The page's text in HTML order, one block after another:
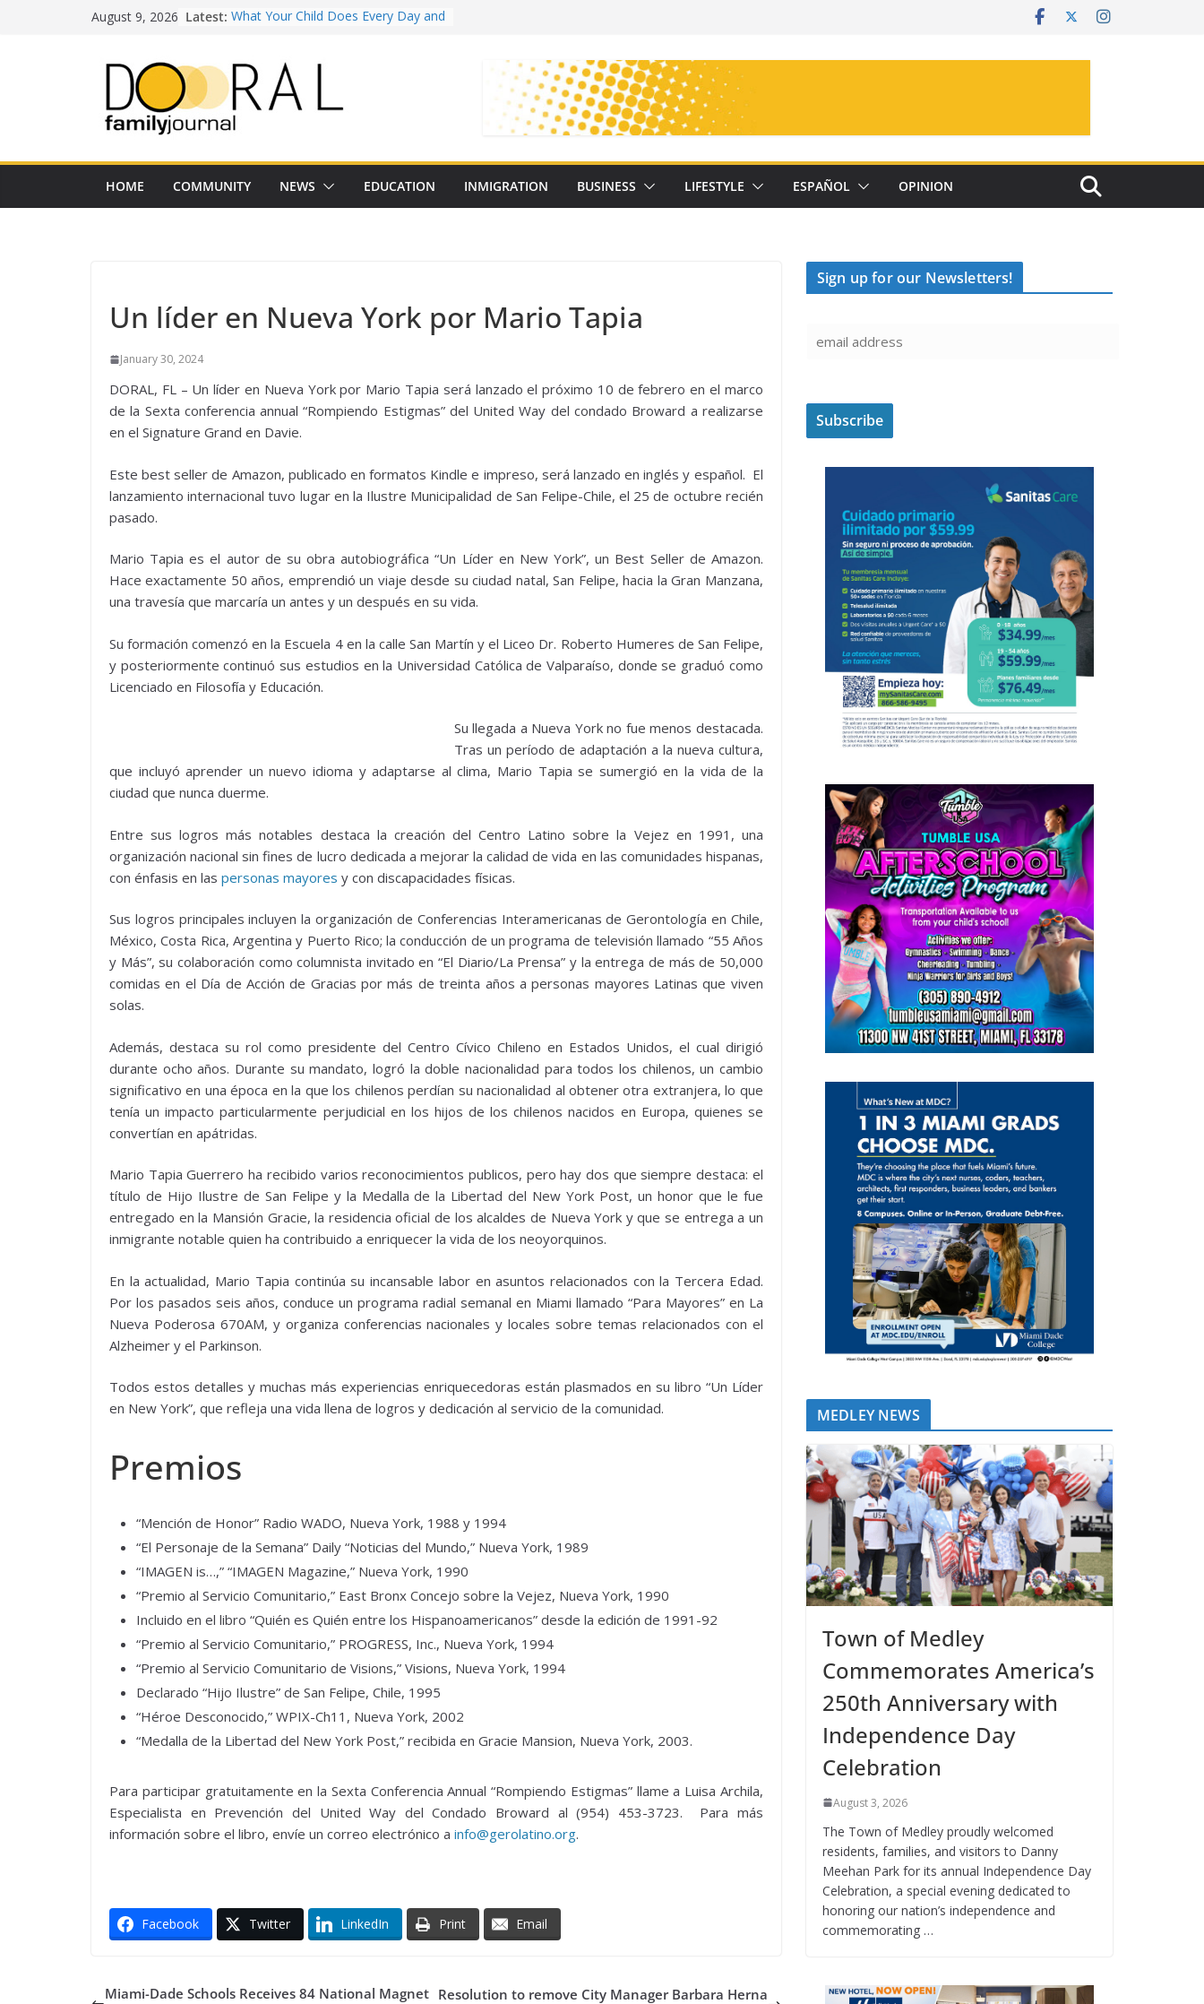
August 9, 2026 Latest: What Your Child Does Every Day and
America’s 250th Anniversary with
Independence Day Celebration
Healthy Swaps for Summer
Families Need to Know
Our Lady of Guadalupe Shrine: 25
Years of Faith and Community
HOME COMMUNITY NEWS EDUCATION INMIGRATION BUSINESS LIFESTYLE ESPAÑOL OPINION
Un líder en Nueva York por Mario Tapia
January 30, 2024
DORAL, FL – Un líder en Nueva York por Mario Tapia será lanzado el próximo 10 de febrero en el marco
de la Sexta conferencia annual “Rompiendo Estigmas” del United Way del condado Broward a realizarse
en el Signature Grand en Davie.
Este best seller de Amazon, publicado en formatos Kindle e impreso, será lanzado en inglés y español. El
lanzamiento internacional tuvo lugar en la Ilustre Municipalidad de San Felipe-Chile, el 25 de octubre recién
pasado.
Mario Tapia es el autor de su obra autobiográfica “Un Líder en New York”, un Best Seller de Amazon.
Hace exactamente 50 años, emprendió un viaje desde su ciudad natal, San Felipe, hacia la Gran Manzana,
una travesía que marcaría un antes y un después en su vida.
Su formación comenzó en la Escuela 4 en la calle San Martín y el Liceo Dr. Roberto Humeres de San Felipe,
y posteriormente continuó sus estudios en la Universidad Católica de Valparaíso, donde se graduó como
Licenciado en Filosofía y Educación.
Su llegada a Nueva York no fue menos destacada.
Tras un período de adaptación a la nueva cultura,
que incluyó aprender un nuevo idioma y adaptarse al clima, Mario Tapia se sumergió en la vida de la
ciudad que nunca duerme.
Entre sus logros más notables destaca la creación del Centro Latino sobre la Vejez en 1991, una
organización nacional sin fines de lucro dedicada a mejorar la calidad de vida en las comunidades hispanas,
con énfasis en las personas mayores y con discapacidades físicas.
Sus logros principales incluyen la organización de Conferencias Interamericanas de Gerontología en Chile,
México, Costa Rica, Argentina y Puerto Rico; la conducción de un programa de televisión llamado “55 Años
y Más”, su colaboración como columnista invitado en “El Diario/La Prensa” y la entrega de más de 50,000
comidas en el Día de Acción de Gracias por más de treinta años a personas mayores Latinas que viven
solas.
Además, destaca su rol como presidente del Centro Cívico Chileno en Estados Unidos, el cual dirigió
durante ocho años. Durante su mandato, logró la doble nacionalidad para todos los chilenos, un cambio
significativo en una época en la que los chilenos perdían su nacionalidad al obtener otra extranjera, lo que
tenía un impacto particularmente perjudicial en los hijos de los chilenos nacidos en Europa, quienes se
convertían en apátridas.
Mario Tapia Guerrero ha recibido varios reconocimientos publicos, pero hay dos que siempre destaca: el
título de Hijo Ilustre de San Felipe y la Medalla de la Libertad del New York Post, un honor que le fue
entregado en la Mansión Gracie, la residencia oficial de los alcaldes de Nueva York y que se entrega a un
inmigrante notable quien ha contribuido a enriquecer la vida de los neoyorquinos.
En la actualidad, Mario Tapia continúa su incansable labor en asuntos relacionados con la Tercera Edad.
Por los pasados seis años, conduce un programa radial semanal en Miami llamado “Para Mayores” en La
Nueva Poderosa 670AM, y organiza conferencias nacionales y locales sobre temas relacionados con el
Alzheimer y el Parkinson.
Todos estos detalles y muchas más experiencias enriquecedoras están plasmados en su libro “Un Líder
en New York”, que refleja una vida llena de logros y dedicación al servicio de la comunidad.
Premios
“Mención de Honor” Radio WADO, Nueva York, 1988 y 1994
“El Personaje de la Semana” Daily “Noticias del Mundo,” Nueva York, 1989
“IMAGEN is…,” “IMAGEN Magazine,” Nueva York, 1990
“Premio al Servicio Comunitario,” East Bronx Concejo sobre la Vejez, Nueva York, 1990
Incluido en el libro “Quién es Quién entre los Hispanoamericanos” desde la edición de 1991-92
“Premio al Servicio Comunitario,” PROGRESS, Inc., Nueva York, 1994
“Premio al Servicio Comunitario de Visions,” Visions, Nueva York, 1994
Declarado “Hijo Ilustre” de San Felipe, Chile, 1995
“Héroe Desconocido,” WPIX-Ch11, Nueva York, 2002
“Medalla de la Libertad del New York Post,” recibida en Gracie Mansion, Nueva York, 2003.
Para participar gratuitamente en la Sexta Conferencia Annual “Rompiendo Estigmas” llame a Luisa Archila,
Especialista en Prevención del United Way del Condado Broward al (954) 453-3723. Para más
información sobre el libro, envíe un correo electrónico a info@gerolatino.org.
Facebook Twitter LinkedIn Print Email
Miami-Dade Schools Receives 84 National Magnet Resolution to remove City Manager Barbara Herna
Sign up for our Newsletters!
MEDLEY NEWS
Town of Medley
Commemorates America’s
250th Anniversary with
Independence Day
Celebration
August 3, 2026
The Town of Medley proudly welcomed
residents, families, and visitors to Danny
Meehan Park for its annual Independence Day
Celebration, a special evening dedicated to
honoring our nation’s independence and
commemorating …